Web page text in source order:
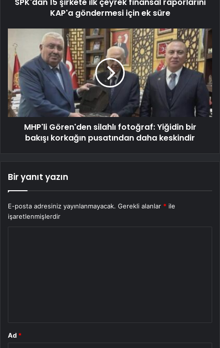
SPK'dan 15 şirkete ilk çeyrek finansal raporlarını
KAP'a göndermesi için ek süre
MHP'li Gören'den silahlı fotoğraf: Yiğidin bir
bakışı korkağın pusatından daha keskindir
Bir yanıt yazın
E-posta adresiniz yayınlanmayacak. Gerekli alanlar * ile
işaretlenmişlerdir
Ad *